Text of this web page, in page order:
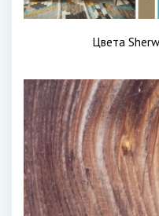
Цвета